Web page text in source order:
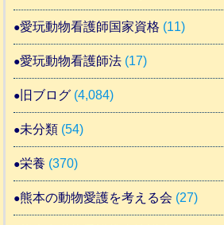
愛玩動物看護師国家資格 (11)
愛玩動物看護師法 (17)
旧ブログ (4,084)
未分類 (54)
栄養 (370)
熊本の動物愛護を考える会 (27)